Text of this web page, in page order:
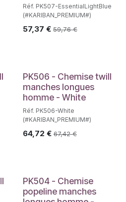
Réf. PK507-EssentialLightBlue
(#KARIBAN_PREMIUM#)
57,37 € 59,76€
PK506 - Chemise twill
manches longues
homme - White
Réf. PK506-White
(#KARIBAN_PREMIUM#)
64,72 € 67,42€
PK504 - Chemise
popeline manches